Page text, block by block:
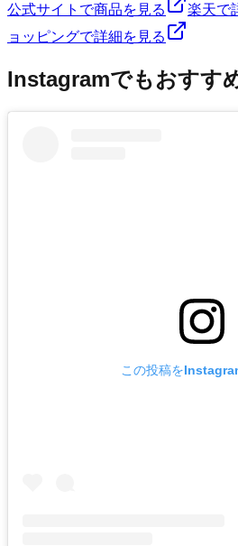
公式サイトで商品を見る 楽天で
ョッピングで詳細を見る
Instagramでもおすす
この投稿を